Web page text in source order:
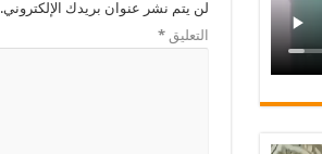
لن يتم نشر عنوان بريدك الإلكتروني.
التعليق*